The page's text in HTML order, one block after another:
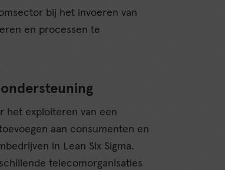
bij het invoeren van
en processen te
het exploiteren van een
aan consumenten en
in Lean Six Sigma.
telecomorganisaties